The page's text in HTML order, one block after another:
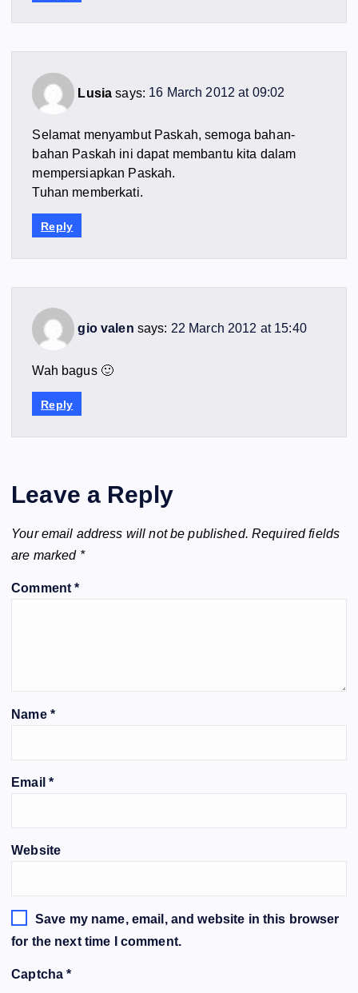
Lusia says: 16 March 2012 at 09:02
Selamat menyambut Paskah, semoga bahan-
bahan Paskah ini dapat membantu kita dalam
mempersiapkan Paskah.
Tuhan memberkati.
Reply
gio valen says: 22 March 2012 at 15:40
Wah bagus 🙂
Reply
Leave a Reply
Your email address will not be published. Required fields
are marked *
Comment*
Name *
Email *
Website
Save my name, email, and website in this browser
for the next time I comment.
Captcha*